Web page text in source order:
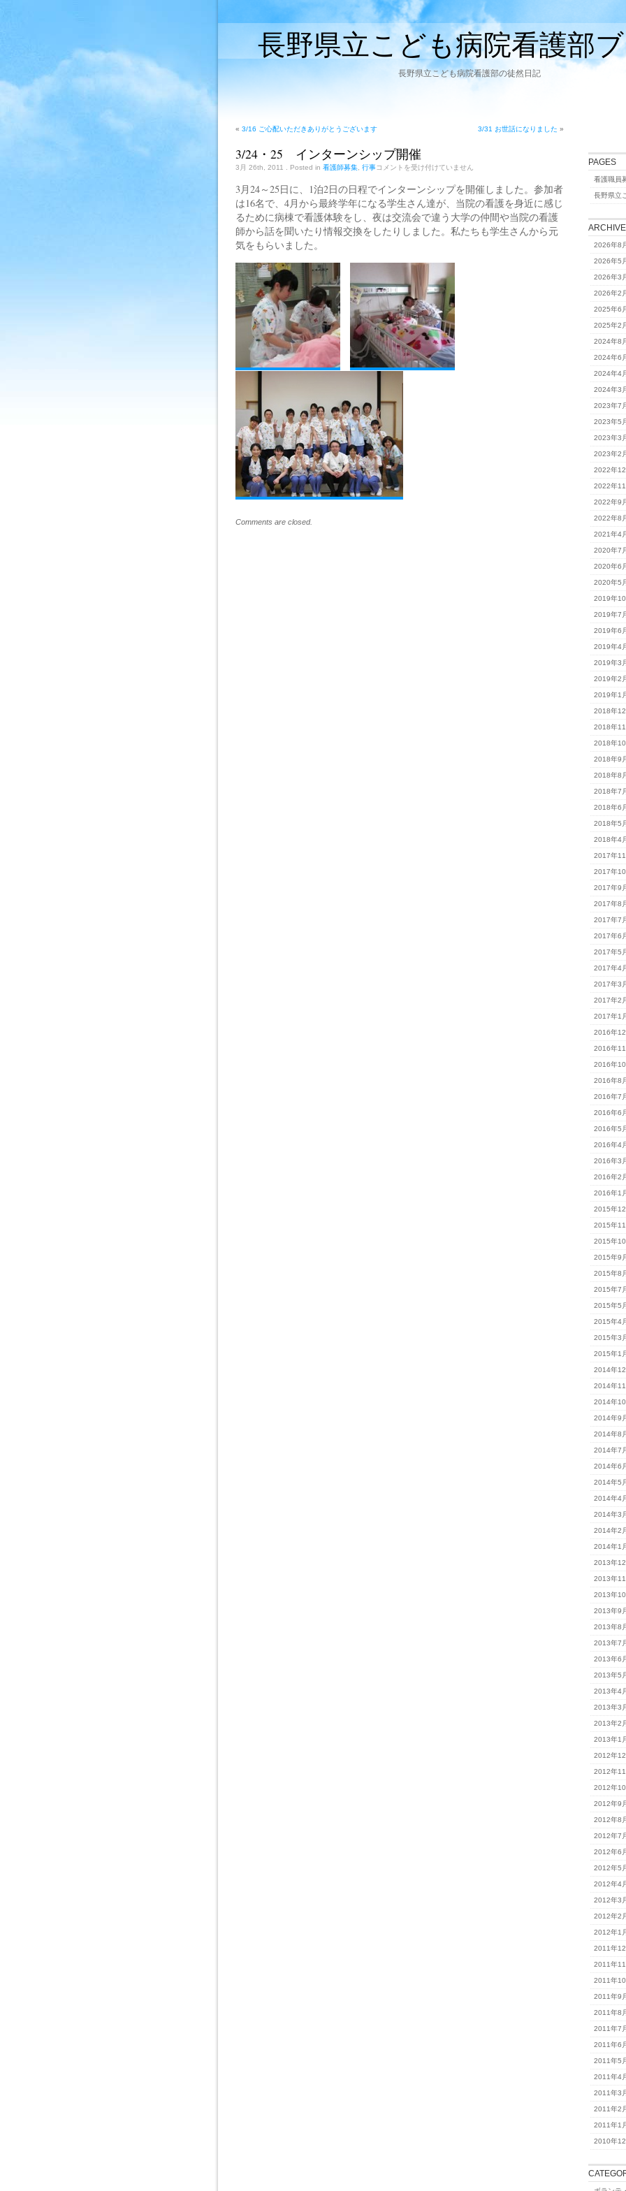
長野県立こども病院看護部
長野県立こども病院看護部の徒然日記
« 3/16 ご心配いただきありがとうございます 3/31 お世話になりました »
3/24・25 インターンシップ開催
3月 26th, 2011 . Posted in 看護師募集 行事3/24・
タ
ー
ン
シ
開
は
コメントを受け付けていません
3月24～25日に、1泊2日の日程でインターンシップを開催しました。参加者
は16名で、4月から最終学年になる学生さん達が、当院の看護を身近に感じ
るために病棟で看護体験をし、夜は交流会で違う大学の仲間や当院の看護
師から話を聞いたり情報交換をしたりしました。私たちも学生さんから元
気をもらいました。
Comments are closed.
PAGES
看護職員
長野県立
2026年8
2026年5
2026年3
2026年2
2025年6
2025年2
2024年8
2024年6
2024年4
2024年3
2023年7
2023年5
2023年3
2023年2
2022年12
2022年11
2022年9
2022年8
2021年4
2020年7
2020年6
2020年5
2019年10
2019年7
2019年6
2019年4
2019年3
2019年2
2019年1
2018年12
2018年11
2018年10
2018年9
2018年8
2018年7
2018年6
2018年5
2018年4
2017年11
2017年10
2017年9
2017年8
2017年7
2017年6
2017年5
2017年4
2017年3
2017年2
2017年1
2016年12
2016年11
2016年10
2016年8
2016年7
2016年6
2016年5
2016年4
2016年3
2016年2
2016年1
2015年12
2015年11
2015年10
2015年9
2015年8
2015年7
2015年5
2015年4
2015年3
2015年1
2014年12
2014年11
2014年10
2014年9
2014年8
2014年7
2014年6
2014年5
2014年4
2014年3
2014年2
2014年1
2013年12
2013年11
2013年10
2013年9
2013年8
2013年7
2013年6
2013年5
2013年4
2013年3
2013年2
2013年1
2012年12
2012年11
2012年10
2012年9
2012年8
2012年7
2012年6
2012年5
2012年4
2012年3
2012年2
2012年1
2011年12
2011年11
2011年10
2011年9
2011年8
2011年7
2011年6
2011年5
2011年4
2011年3
2011年2
2011年1
2010年12